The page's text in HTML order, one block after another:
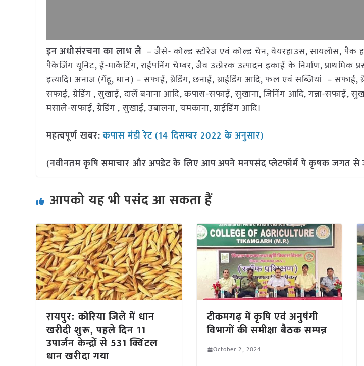
इन अधोसंरचना का लाभ लें – जैसे- कोल्ड स्टोरेज एवं कोल्ड चेन, वेयरहाउस, सायलोस, पैक
पैकेजिंग यूनिट, ई-मार्केटिंग, राईपनिंग चेम्बर, जैव उत्प्रेरक उत्पादन इकाई के निर्माण, प्राथमिक
इत्यादि। अनाज (गेंहू, धान) – सफाई, ग्रेडिंग, छनाई, ग्राईडिंग आदि, फल एवं सब्जियां – सफाई,
सफाई, ग्रेडिंग , सुखाई, दालें बनाना आदि, कपास-सफाई, सुखाना, जिनिंग आदि, गन्ना-सफाई,
मसाले-सफाई, ग्रेडिंग , सुखाई, उबालना, चमकाना, ग्राईडिंग आदि।
महत्वपूर्ण खबर: कपास मंडी रेट (14 दिसम्बर 2022 के अनुसार)
(नवीनतम कृषि समाचार और अपडेट के लिए आप अपने मनपसंद प्लेटफॉर्म पे कृषक जगत से
आपको यह भी पसंद आ सकता हैं
रायपुर: कोरिया जिले में धान
खरीदी शुरू, पहले दिन 11
उपार्जन केन्द्रों से 531 क्विंटल
धान खरीदा गया
टीकमगढ़ में कृषि एवं अनुषंगी
विभागों की समीक्षा बैठक सम्पन्न
October 2, 2024